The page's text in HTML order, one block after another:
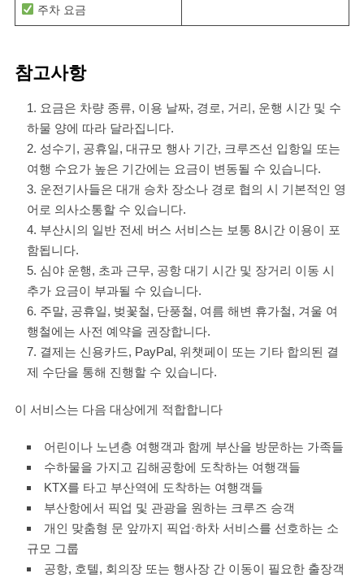
주차 요금
참고사항
요금은 차량 종류, 이용 날짜, 경로, 거리, 운행 시간 및 수
하물 양에 따라 달라집니다.
성수기, 공휴일, 대규모 행사 기간, 크루즈선 입항일 또는
여행 수요가 높은 기간에는 요금이 변동될 수 있습니다.
운전기사들은 대개 승차 장소나 경로 협의 시 기본적인 영
어로 의사소통할 수 있습니다.
부산시의 일반 전세 버스 서비스는 보통 8시간 이용이 포
함됩니다.
심야 운행, 초과 근무, 공항 대기 시간 및 장거리 이동 시
추가 요금이 부과될 수 있습니다.
주말, 공휴일, 벚꽃철, 단풍철, 여름 해변 휴가철, 겨울 여
행철에는 사전 예약을 권장합니다.
결제는 신용카드, PayPal, 위챗페이 또는 기타 합의된 결
제 수단을 통해 진행할 수 있습니다.
이 서비스는 다음 대상에게 적합합니다
어린이나 노년층 여행객과 함께 부산을 방문하는 가족들
수하물을 가지고 김해공항에 도착하는 여행객들
KTX를 타고 부산역에 도착하는 여행객들
부산항에서 픽업 및 관광을 원하는 크루즈 승객
개인 맞춤형 문 앞까지 픽업·하차 서비스를 선호하는 소
규모 그룹
공항, 호텔, 회의장 또는 행사장 간 이동이 필요한 출장객